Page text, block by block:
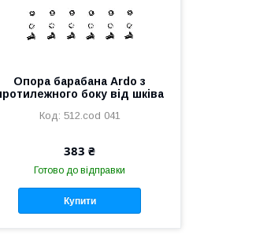
Опора барабана Ardo з
боку від шківа
512.cod 041
383 ₴
Готово до відправки
Купити